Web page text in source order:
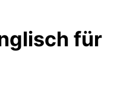
für